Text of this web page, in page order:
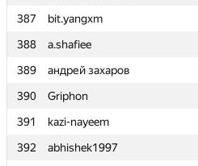
387
bit.yangxm
388
a.shafiee
389
андрей захаров
390
Griphon
391
kazi-nayeem
392
abhishek1997
387
bit.yangxm
388
a.shafiee
389
андрей захаров
390
Griphon
391
kazi-nayeem
392
abhishek1997